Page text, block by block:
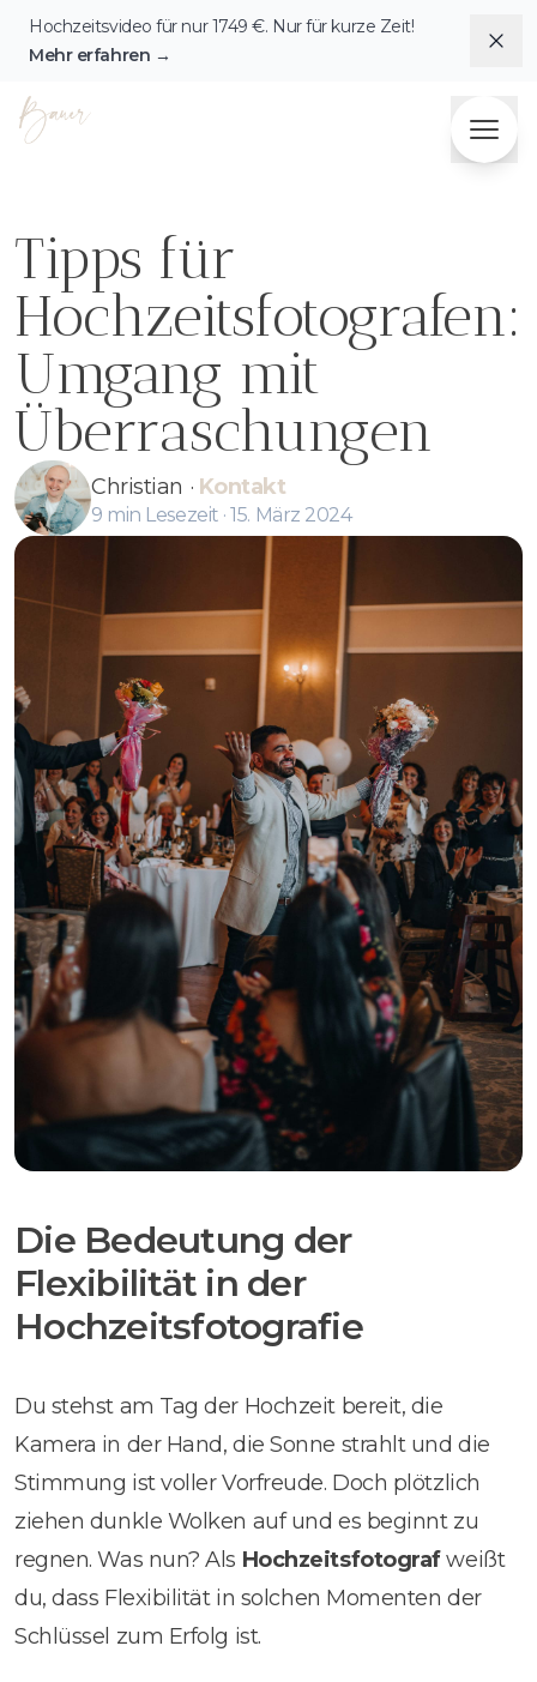
Hochzeitsvideo für nur1749 €. Nur für kurze Zeit!
Mehr erfahren →
Fotografie & Videografie Herzensbilder Bauer
Tipps für
Hochzeitsfotografen:
Umgang mit
Überraschungen
Christian · Kontakt
9 min Lesezeit · 15. März 2024
Die Bedeutung der
Flexibilität in der
Hochzeitsfotografie
Du stehst am Tag der Hochzeit bereit, die
Kamera in der Hand, die Sonne strahlt und die
Stimmung ist voller Vorfreude. Doch plötzlich
ziehen dunkle Wolken auf und es beginnt zu
regnen. Was nun? Als Hochzeitsfotografweißt
du, dass Flexibilität in solchen Momenten der
Schlüssel zum Erfolg ist.